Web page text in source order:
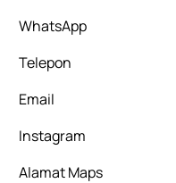
WhatsApp
Telepon
Email
Instagram
Alamat Maps